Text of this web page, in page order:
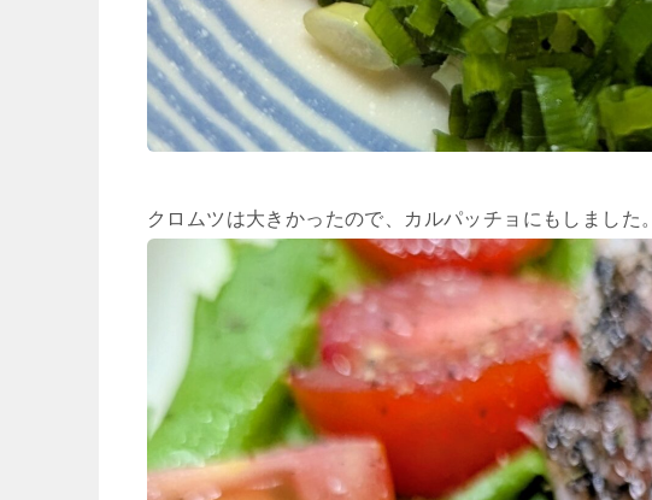
クロムツは大きかったので、カルパッチョにもしました。